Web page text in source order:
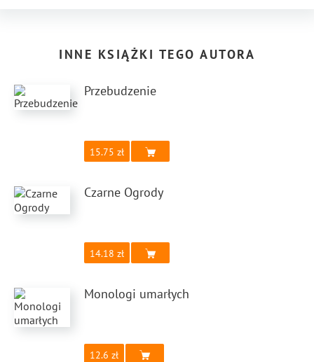
INNE KSIĄŻKI TEGO AUTORA
Przebudzenie
15.75
Czarne Ogrody
14.18
Monologi umarłych
12.6